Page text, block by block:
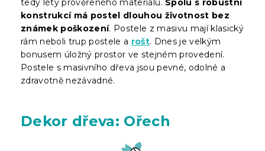
tedy léty prověřeného materiálu. Spolu s robustní
konstrukcí má postel dlouhou životnost bez
známek poškození. Postele z masivu mají klasický
rám neboli trup postele a rošt. Dnes je velkým
bonusem úložný prostor ve stejném provedení.
Postele s masivního dřeva jsou pevné, odolné a
zdravotně nezávadné.
Dekor dřeva: Ořech